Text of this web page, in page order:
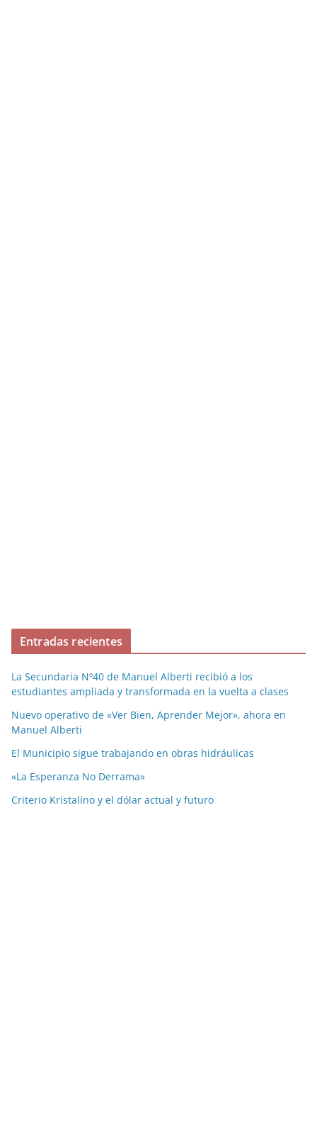
Entradas recientes
La Secundaria Nº40 de Manuel Alberti recibió a los
estudiantes ampliada y transformada en la vuelta a clases
Nuevo operativo de «Ver Bien, Aprender Mejor», ahora en
Manuel Alberti
El Municipio sigue trabajando en obras hidráulicas
«La Esperanza No Derrama»
Criterio Kristalino y el dólar actual y futuro